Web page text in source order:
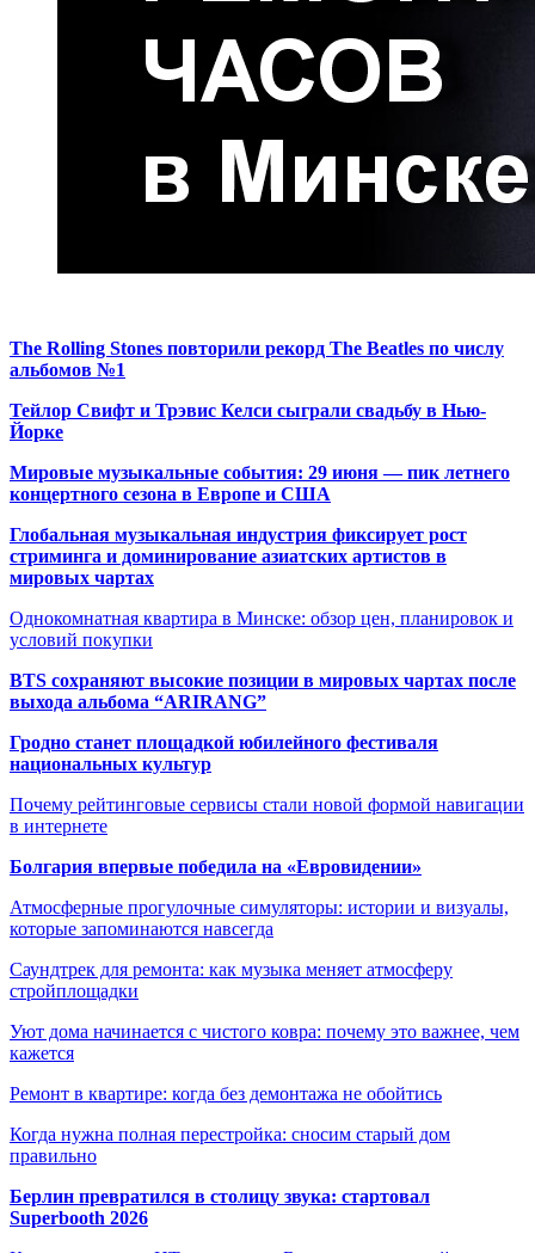
The Rolling Stones повторили рекорд The Beatles по числу
альбомов №1
Тейлор Свифт и Трэвис Келси сыграли свадьбу в Нью-
Йорке
Мировые музыкальные события: 29 июня — пик летнего
концертного сезона в Европе и США
Глобальная музыкальная индустрия фиксирует рост
стриминга и доминирование азиатских артистов в
мировых чартах
Однокомнатная квартира в Минске: обзор цен, планировок и
условий покупки
BTS сохраняют высокие позиции в мировых чартах после
выхода альбома “ARIRANG”
Гродно станет площадкой юбилейного фестиваля
национальных культур
Почему рейтинговые сервисы стали новой формой навигации
в интернете
Болгария впервые победила на «Евровидении»
Атмосферные прогулочные симуляторы: истории и визуалы,
которые запоминаются навсегда
Саундтрек для ремонта: как музыка меняет атмосферу
стройплощадки
Уют дома начинается с чистого ковра: почему это важнее, чем
кажется
Ремонт в квартире: когда без демонтажа не обойтись
Когда нужна полная перестройка: сносим старый дом
правильно
Берлин превратился в столицу звука: стартовал
Superbooth 2026